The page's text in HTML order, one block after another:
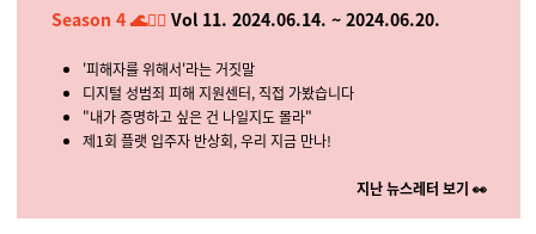
Season 4 🌊🏄‍♀️ Vol 11. 2024.06.14. ~ 2024.06.20.
'피해자를 위해서'라는 거짓말
디지털 성범죄 피해 지원센터, 직접 가봤습니다
"내가 증명하고 싶은 건 나일지도 몰라"
제1회 플랫 입주자 반상회, 우리 지금 만나!
지난 뉴스레터 보기 👀